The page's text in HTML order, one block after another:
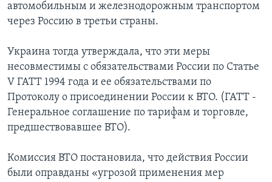
автомобильным и железнодорожным транспортом
через Россию в третьи страны.
Украина тогда утверждала, что эти меры
несовместимы с обязательствами России по Статье
V ГАТТ 1994 года и ее обязательствами по
Протоколу о присоединении России к ВТО. (ГАТТ -
Генеральное соглашение по тарифам и торговле,
предшествовавшее ВТО).
Комиссия ВТО постановила, что действия России
были оправданы «угрозой применения мер